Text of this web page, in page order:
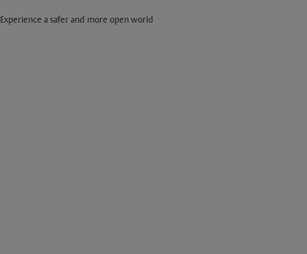
Experience a safer and more open world